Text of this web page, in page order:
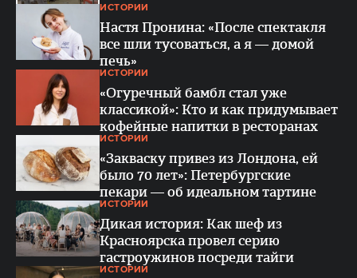
ИСТОРИИ
Настя Пронина: «После спектакля
все шли тусоваться, а я — домой
печь»
ИСТОРИИ
«Огуречный бамбл стал уже
классикой»: Кто и как придумывает
кофейные напитки в ресторанах
ИСТОРИИ
«Закваску привез из Лондона, ей
было 70 лет»: Петербургские
пекари — об идеальном тартине
ИСТОРИИ
Дикая история: Как шеф из
Красноярска провел серию
гастроужинов посреди тайги
ИСТОРИИ